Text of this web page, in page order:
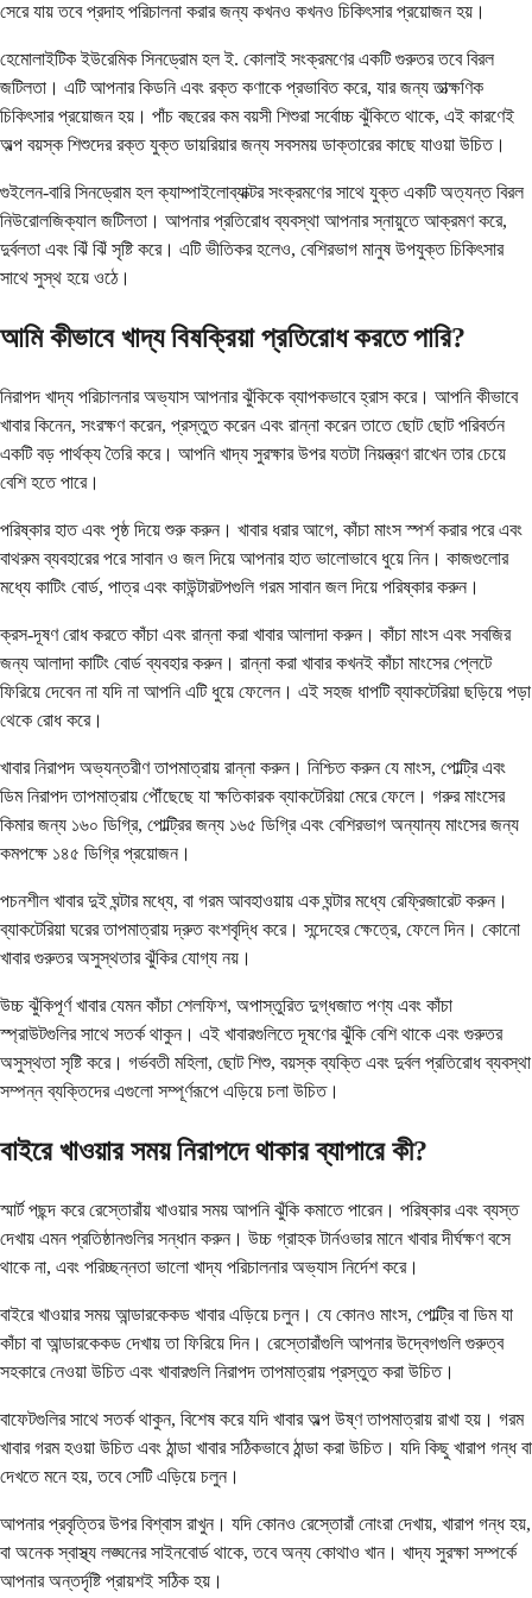
সেরে যায় তবে প্রদাহ পরিচালনা করার জন্য কখনও কখনও চিকিৎসার প্রয়োজন হয়।
হেমোলাইটিক ইউরেমিক সিনড্রোম হল ই. কোলাই সংক্রমণের একটি গুরুতর তবে বিরল
জটিলতা। এটি আপনার কিডনি এবং রক্ত কণাকে প্রভাবিত করে, যার জন্য তাত্ক্ষণিক
চিকিৎসার প্রয়োজন হয়। পাঁচ বছরের কম বয়সী শিশুরা সর্বোচ্চ ঝুঁকিতে থাকে, এই কারণেই
অল্প বয়স্ক শিশুদের রক্ত ​​যুক্ত ডায়রিয়ার জন্য সবসময় ডাক্তারের কাছে যাওয়া উচিত।
গুইলেন-বারি সিনড্রোম হল ক্যাম্পাইলোব্যাক্টর সংক্রমণের সাথে যুক্ত একটি অত্যন্ত বিরল
নিউরোলজিক্যাল জটিলতা। আপনার প্রতিরোধ ব্যবস্থা আপনার স্নায়ুতে আক্রমণ করে,
দুর্বলতা এবং ঝিঁ ঝিঁ সৃষ্টি করে। এটি ভীতিকর হলেও, বেশিরভাগ মানুষ উপযুক্ত চিকিৎসার
সাথে সুস্থ হয়ে ওঠে।
আমি কীভাবে খাদ্য বিষক্রিয়া প্রতিরোধ করতে পারি?
নিরাপদ খাদ্য পরিচালনার অভ্যাস আপনার ঝুঁকিকে ব্যাপকভাবে হ্রাস করে। আপনি কীভাবে
খাবার কিনেন, সংরক্ষণ করেন, প্রস্তুত করেন এবং রান্না করেন তাতে ছোট ছোট পরিবর্তন
একটি বড় পার্থক্য তৈরি করে। আপনি খাদ্য সুরক্ষার উপর যতটা নিয়ন্ত্রণ রাখেন তার চেয়ে
বেশি হতে পারে।
পরিষ্কার হাত এবং পৃষ্ঠ দিয়ে শুরু করুন। খাবার ধরার আগে, কাঁচা মাংস স্পর্শ করার পরে এবং
বাথরুম ব্যবহারের পরে সাবান ও জল দিয়ে আপনার হাত ভালোভাবে ধুয়ে নিন। কাজগুলোর
মধ্যে কাটিং বোর্ড, পাত্র এবং কাউন্টারটপগুলি গরম সাবান জল দিয়ে পরিষ্কার করুন।
ক্রস-দূষণ রোধ করতে কাঁচা এবং রান্না করা খাবার আলাদা করুন। কাঁচা মাংস এবং সবজির
জন্য আলাদা কাটিং বোর্ড ব্যবহার করুন। রান্না করা খাবার কখনই কাঁচা মাংসের প্লেটে
ফিরিয়ে দেবেন না যদি না আপনি এটি ধুয়ে ফেলেন। এই সহজ ধাপটি ব্যাকটেরিয়া ছড়িয়ে পড়া
থেকে রোধ করে।
খাবার নিরাপদ অভ্যন্তরীণ তাপমাত্রায় রান্না করুন। নিশ্চিত করুন যে মাংস, পোল্ট্রি এবং
ডিম নিরাপদ তাপমাত্রায় পৌঁছেছে যা ক্ষতিকারক ব্যাকটেরিয়া মেরে ফেলে। গরুর মাংসের
কিমার জন্য ১৬০ ডিগ্রি, পোল্ট্রির জন্য ১৬৫ ডিগ্রি এবং বেশিরভাগ অন্যান্য মাংসের জন্য
কমপক্ষে ১৪৫ ডিগ্রি প্রয়োজন।
পচনশীল খাবার দুই ঘন্টার মধ্যে, বা গরম আবহাওয়ায় এক ঘন্টার মধ্যে রেফ্রিজারেট করুন।
ব্যাকটেরিয়া ঘরের তাপমাত্রায় দ্রুত বংশবৃদ্ধি করে। সন্দেহের ক্ষেত্রে, ফেলে দিন। কোনো
খাবার গুরুতর অসুস্থতার ঝুঁকির যোগ্য নয়।
উচ্চ ঝুঁকিপূর্ণ খাবার যেমন কাঁচা শেলফিশ, অপাস্তুরিত দুগ্ধজাত পণ্য এবং কাঁচা
স্প্রাউটগুলির সাথে সতর্ক থাকুন। এই খাবারগুলিতে দূষণের ঝুঁকি বেশি থাকে এবং গুরুতর
অসুস্থতা সৃষ্টি করে। গর্ভবতী মহিলা, ছোট শিশু, বয়স্ক ব্যক্তি এবং দুর্বল প্রতিরোধ ব্যবস্থা
সম্পন্ন ব্যক্তিদের এগুলো সম্পূর্ণরূপে এড়িয়ে চলা উচিত।
বাইরে খাওয়ার সময় নিরাপদে থাকার ব্যাপারে কী?
স্মার্ট পছন্দ করে রেস্তোরাঁয় খাওয়ার সময় আপনি ঝুঁকি কমাতে পারেন। পরিষ্কার এবং ব্যস্ত
দেখায় এমন প্রতিষ্ঠানগুলির সন্ধান করুন। উচ্চ গ্রাহক টার্নওভার মানে খাবার দীর্ঘক্ষণ বসে
থাকে না, এবং পরিচ্ছন্নতা ভালো খাদ্য পরিচালনার অভ্যাস নির্দেশ করে।
বাইরে খাওয়ার সময় আন্ডারকেকড খাবার এড়িয়ে চলুন। যে কোনও মাংস, পোল্ট্রি বা ডিম যা
কাঁচা বা আন্ডারকেকড দেখায় তা ফিরিয়ে দিন। রেস্তোরাঁগুলি আপনার উদ্বেগগুলি গুরুত্ব
সহকারে নেওয়া উচিত এবং খাবারগুলি নিরাপদ তাপমাত্রায় প্রস্তুত করা উচিত।
বাফেটগুলির সাথে সতর্ক থাকুন, বিশেষ করে যদি খাবার অল্প উষ্ণ তাপমাত্রায় রাখা হয়। গরম
খাবার গরম হওয়া উচিত এবং ঠান্ডা খাবার সঠিকভাবে ঠান্ডা করা উচিত। যদি কিছু খারাপ গন্ধ বা
দেখতে মনে হয়, তবে সেটি এড়িয়ে চলুন।
আপনার প্রবৃত্তির উপর বিশ্বাস রাখুন। যদি কোনও রেস্তোরাঁ নোংরা দেখায়, খারাপ গন্ধ হয়,
বা অনেক স্বাস্থ্য লঙ্ঘনের সাইনবোর্ড থাকে, তবে অন্য কোথাও খান। খাদ্য সুরক্ষা সম্পর্কে
আপনার অন্তর্দৃষ্টি প্রায়শই সঠিক হয়।